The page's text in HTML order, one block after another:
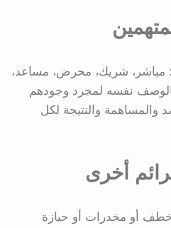
مباشر، شريك، محرض، مساعد،
بالوصف نفسه لمجرد وجودهم
والمساهمة والنتيجة لكل
أخرى
أو مخدرات أو حيازة